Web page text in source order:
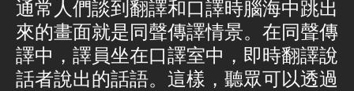
通常人們談到翻譯和口譯時腦海中跳出
來的畫面就是同聲傳譯情景。在同聲傳
譯中，譯員坐在口譯室中，即時翻譯說
話者說出的話語。這樣，聽眾可以透過